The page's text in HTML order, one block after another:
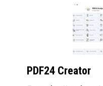
PDF24 Creator